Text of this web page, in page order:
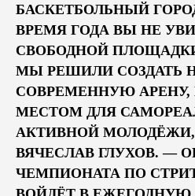
БАСКЕТБОЛЬНЫЙ
ВРЕМЯ ГОДА ВЫ НЕ
СВОБОДНОЙ
МЫ РЕШИЛИ СОЗДАТЬ
СОВРЕМЕННУЮ АРЕНУ,
МЕСТОМ ДЛЯ
АКТИВНОЙ
ВЯЧЕСЛАВ ГЛУХОВ. —
ЧЕМПИОНАТА ПО
БЕГОВЫЕ ДИСТАНЦИИ
ОГРН 1153435003864
СПОРТ
ДЛЯ СМИ КОНТАКТЫ ВОЛОНТЕРАМ
ПЫЛЬ
ПЕСОК.НОЧЬ ПОЛЫНЬОСТРОВ 5
КАНИКРОСС ЗАБЕГ С ЖЕНАМИ